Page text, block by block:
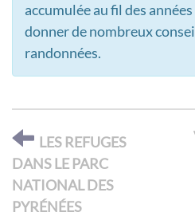
accumulée au fil des
donner de nombreux
randonnées.
LES REFUGES
DANS LE PARC
NATIONAL DES
PYRÉNÉES